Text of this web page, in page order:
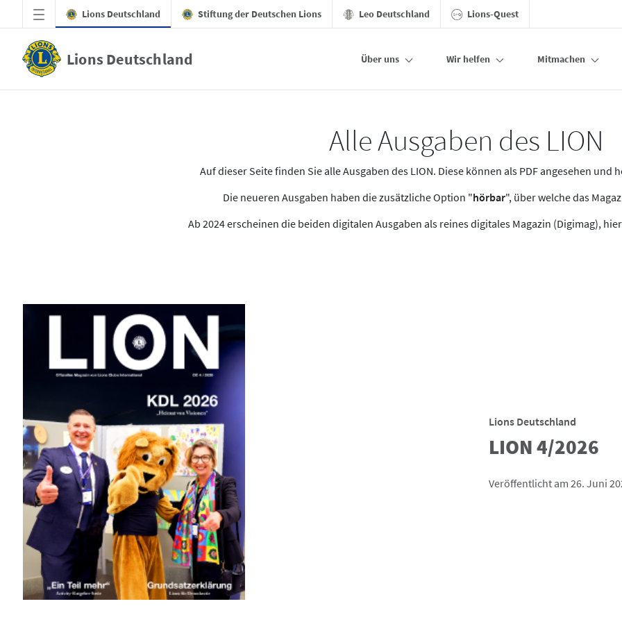
Zum Hauptinhalt springen
Lions Deutschland Stiftung der Deutschen Lions Leo Deutschland Lions-Quest
Lions Deutschland Über uns Wir helfen Mitmachen
Alle Ausgaben des LION
Auf dieser Seite finden Sie alle Ausgaben des LION. Diese können als PDF angesehen und
Die neueren Ausgaben haben die zusätzliche Option "hörbar", über welche das
Ab 2024 erscheinen die beiden digitalen Ausgaben als reines digitales Magazin (Digimag),
Lions Deutschland
LION 4/2026
Veröffentlicht am 26. Juni